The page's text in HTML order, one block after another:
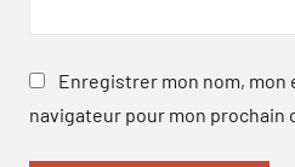
Enregistrer mon nom, mon
navigateur pour mon prochain